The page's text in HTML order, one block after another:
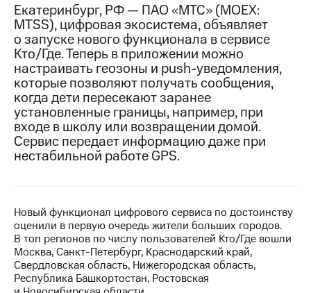
Медиа-центр
Пресс-
релизы
МТС
о технологиях
Достижения
Интервью
Финансовая
Новости
в
регионе
и акционерам
Корпоративное
Екатеринбург, РФ — ПАО «МТС» (MOEX:
MTSS), цифровая экосистема, объявляет
о запуске нового функционала в сервисе
Кто/Где. Теперь в приложении можно
настраивать геозоны и push-уведомления,
которые позволяют получать сообщения,
когда дети пересекают заранее
установленные границы, например, при
входе в школу или возвращении домой.
Сервис передает информацию даже при
нестабильной работе GPS.
Новый функционал цифрового сервиса по достоинству
оценили в первую очередь жители больших городов.
В топ регионов по числу пользователей Кто/Где вошли
Москва, Санкт-Петербург, Краснодарский край,
Свердловская область, Нижегородская область,
Республика Башкортостан, Ростовская